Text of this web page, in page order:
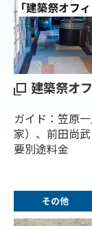
建築祭オ
ガイド：笠原
家）、前田尚武
要別途料金
その他